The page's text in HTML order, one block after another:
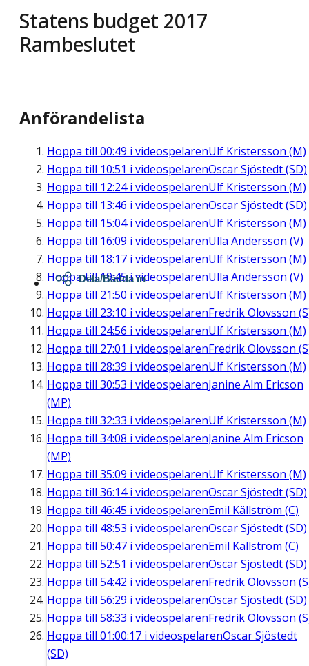
Statens budget 2017
Rambeslutet
Anförandelista
Hoppa till 00:49 i videospelarenUlf Kristersson (M)
Hoppa till 10:51 i videospelarenOscar Sjöstedt (SD)
Hoppa till 12:24i videospelarenUlf Kristersson (M)
Hoppa till 13:46 i videospelarenOscar Sjöstedt (SD)
Hoppa till 15:04i videospelarenUlf Kristersson (M)
Hoppa till 16:09 i videospelarenUlla Andersson (V)
Hoppa till 18:17 i videospelarenUlf Kristersson (M)
Hoppa till19:45i videospelarenUlla Andersson (V)
Hoppa till 21:50 i videospelarenUlf Kristersson (M)
Hoppa till 23:10 i videospelarenFredrik Olovsson
Hoppa till 24:56 i videospelarenUlf Kristersson (M)
Hoppa till 27:01 i videospelarenFredrik Olovsson
Hoppa till 28:39 i videospelarenUlf Kristersson (M)
Hoppa till 30:53 i videospelarenJanine Alm Ericson
(MP)
Hoppa till 32:33 i videospelarenUlf Kristersson (M)
Hoppa till 34:08 i videospelarenJanine Alm Ericson
(MP)
Hoppa till 35:09 i videospelarenUlf Kristersson (M)
Hoppa till 36:14i videospelarenOscar Sjöstedt (SD)
Hoppa till 46:45 i videospelarenEmil Källström (C)
Hoppa till 48:53 i videospelarenOscar Sjöstedt (SD)
Hoppa till 50:47 i videospelarenEmil Källström (C)
Hoppa till 52:51 i videospelarenOscar Sjöstedt (SD)
Hoppa till 54:42 i videospelarenFredrik Olovsson
Hoppa till 56:29 i videospelarenOscar Sjöstedt (SD)
Hoppa till 58:33 i videospelarenFredrik Olovsson
Hoppa till 01:00:17 i videospelarenOscar Sjöstedt
(SD)
Dela/Bädda in